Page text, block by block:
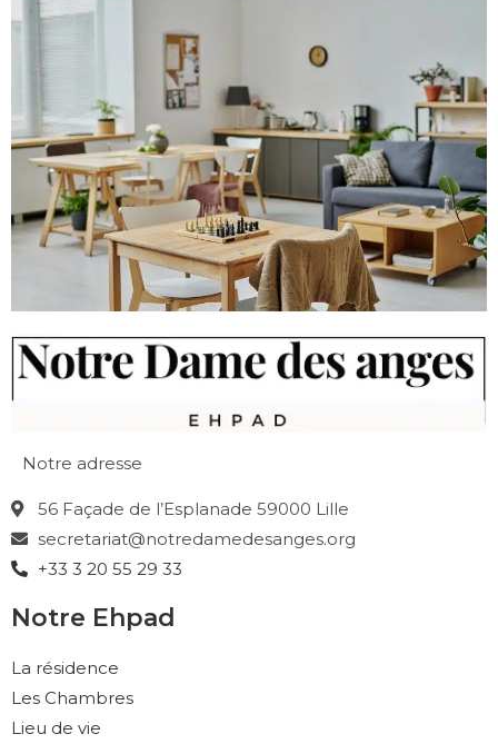
Notre adresse
56 Façade de l’Esplanade 59000 Lille
secretariat@notredamedesanges.org
+33 3 20 55 29 33
Notre Ehpad
La résidence
Les Chambres
Lieu de vie